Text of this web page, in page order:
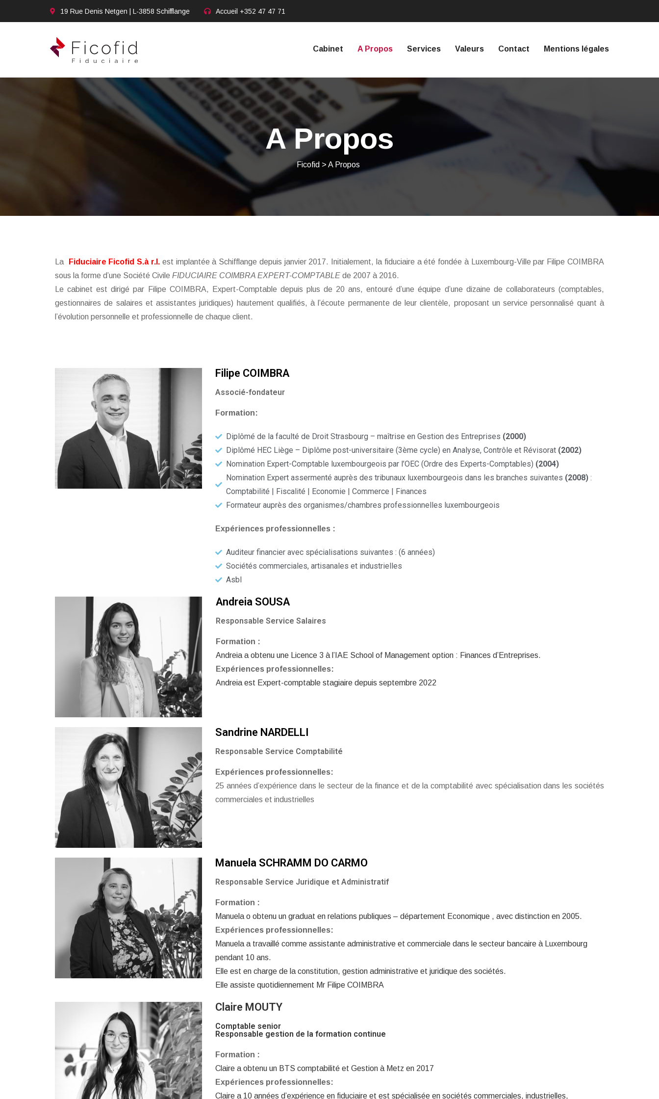
19 Rue Denis Netgen | L-3858 Schifflange Accueil +352 47 47 71
Cabinet A Propos Services Valeurs Contact Mentions légales
A Propos
Ficofid > A Propos
La Fiduciaire Ficofid S.à r.l. est implantée à Schifflange depuis janvier 2017. Initialement, la fiduciaire a été fondée à Luxembourg-Ville par Filipe COIMBRA
sous la forme d’une Société Civile FIDUCIAIRE COIMBRA EXPERT-COMPTABLE de 2007 à 2016.
Le cabinet est dirigé par Filipe COIMBRA, Expert-Comptable depuis plus de 20 ans, entouré d’une équipe d’une dizaine de collaborateurs (comptables,
gestionnaires de salaires et assistantes juridiques) hautement qualifiés, à l’écoute permanente de leur clientèle, proposant un service personnalisé quant à
l’évolution personnelle et professionnelle de chaque client.
Filipe COIMBRA
Associé-fondateur
Formation:
Diplômé de la faculté de Droit Strasbourg – maîtrise en Gestion des Entreprises (2000)
Diplômé HEC Liège – Diplôme post-universitaire (3ème cycle) en Analyse, Contrôle et Révisorat (2002)
Nomination Expert-Comptable luxembourgeois par l’OEC (Ordre des Experts-Comptables) (2004)
Nomination Expert assermenté auprès des tribunaux luxembourgeois dans les branches suivantes (2008) :
Comptabilité | Fiscalité | Economie | Commerce | Finances
Formateur auprès des organismes/chambres professionnelles luxembourgeois
Expériences professionnelles :
Auditeur financier avec spécialisations suivantes : (6 années)
Sociétés commerciales, artisanales et industrielles
Asbl
Andreia SOUSA
Responsable Service Salaires
Formation :
Andreia a obtenu une Licence 3 à l’IAE School of Management option : Finances d’Entreprises.
Expériences professionnelles:
Andreia est Expert-comptable stagiaire depuis septembre 2022
Sandrine NARDELLI
Responsable Service Comptabilité
Expériences professionnelles:
25 années d’expérience dans le secteur de la finance et de la comptabilité avec spécialisation dans les sociétés
commerciales et industrielles
Manuela SCHRAMM DO CARMO
Responsable Service Juridique et Administratif
Formation :
Manuela o obtenu un graduat en relations publiques – département Economique , avec distinction en 2005.
Expériences professionnelles:
Manuela a travaillé comme assistante administrative et commerciale dans le secteur bancaire à Luxembourg
pendant 10 ans.
Elle est en charge de la constitution, gestion administrative et juridique des sociétés.
Elle assiste quotidiennement Mr Filipe COIMBRA
Claire MOUTY
Comptable senior
Responsable gestion de la formation continue
Formation :
Claire a obtenu un BTS comptabilité et Gestion à Metz en 2017
Expériences professionnelles:
Claire a 10 années d’expérience en fiduciaire et est spécialisée en sociétés commerciales, industrielles,